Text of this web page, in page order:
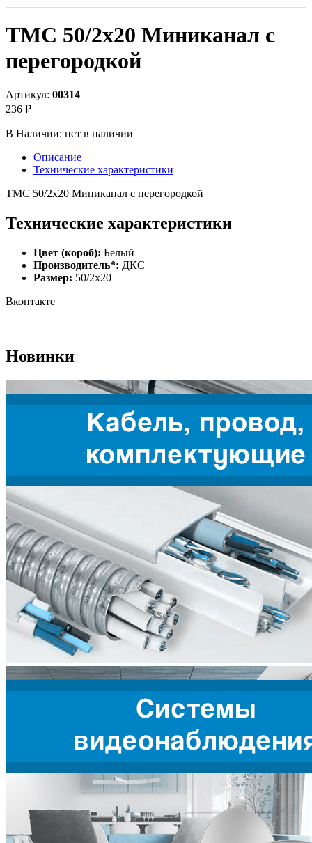
TMC 50/2x20 Миниканал с
перегородкой
Артикул: 00314
236 ₽
В Наличии: нет в наличии
Описание
Технические характеристики
TMC 50/2x20 Миниканал с перегородкой
Технические характеристики
Цвет (короб): Белый
Производитель*: ДКС
Размер: 50/2х20
Вконтакте
Новинки